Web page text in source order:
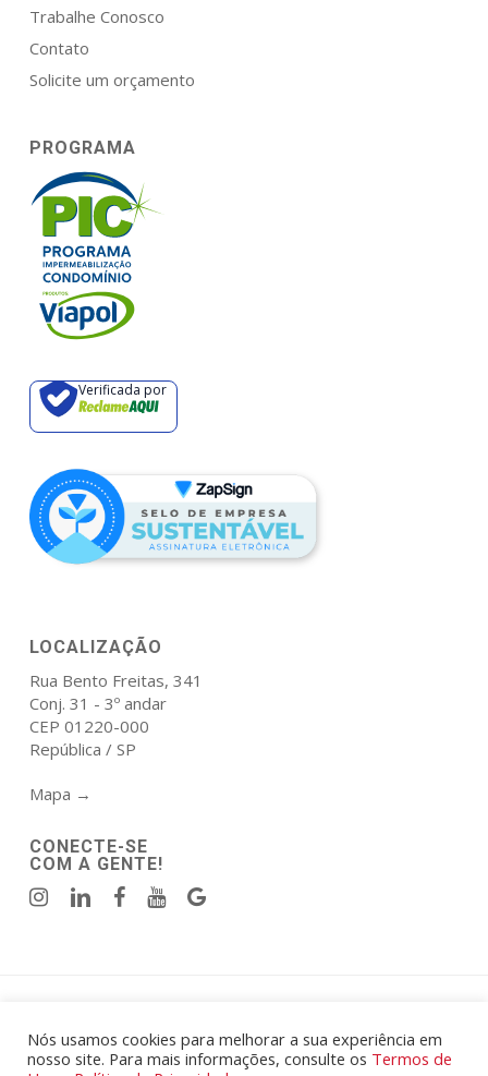
Trabalhe Conosco
Contato
Solicite um orçamento
PROGRAMA
Verificada por
LOCALIZAÇÃO
Rua Bento Freitas, 341
Conj. 31 - 3º andar
CEP 01220-000
República / SP
Mapa →
CONECTE-SE
COM A GENTE!
© 2026 Atala Elmor Engenharia e Construcoes Eireli - CNPJ:
00.567.425/0001-87.
Nós usamos cookies para melhorar a sua experiência em
nosso site. Para mais informações, consulte os Termos de